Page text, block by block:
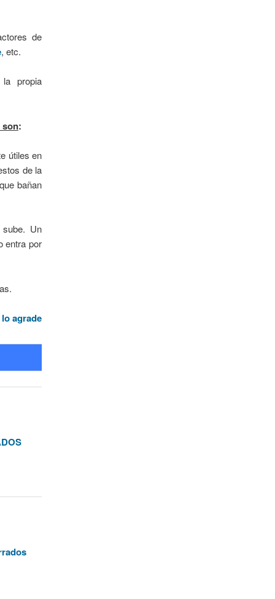
de
, etc.
propia
son:
útiles en
de la
bañan
Un
entra por